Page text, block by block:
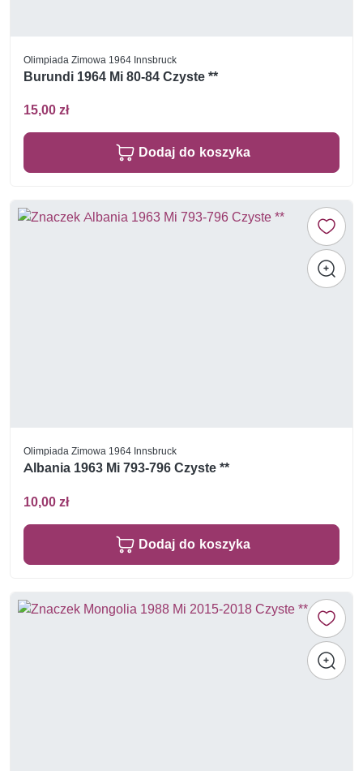
Olimpiada Zimowa 1964 Innsbruck
Burundi 1964 Mi 80-84 Czyste **
15,00 zł
Dodaj do koszyka
Olimpiada Zimowa 1964 Innsbruck
Albania 1963 Mi 793-796 Czyste **
10,00 zł
Dodaj do koszyka